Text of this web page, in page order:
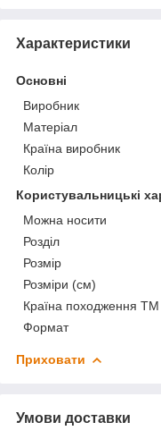
Характеристики
Основні
Виробник
Матеріал
Країна виробник
Колір
Користувальницькі
Можна носити
Розділ
Розмір
Розміри (см)
Країна походження ТМ
Формат
Приховати
Умови доставки